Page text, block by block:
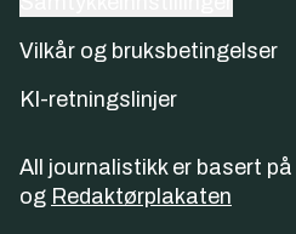
Vilkår og bruksbetingelser
KI-retningslinjer
All journalistikk er basert på
og Redaktørplakaten